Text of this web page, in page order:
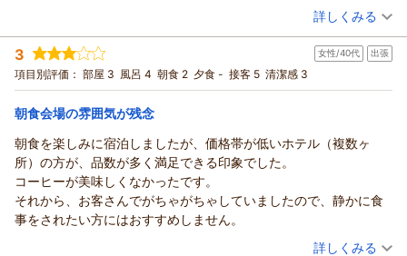
夜にバーとして利用することも叶いません。有料でビールを頼め
るか聞いたら
一切アルコールはないということでした。
速攻で片付けが
始まり、驚きました。
朝食は通常の2階のレストランですが、こちらも10時終了、9時半
まで入場と表記があるのに、9時半に料理を下げるという説明でし
た。
何でこんなに時間にキリキリしているのでしょうか。
（投稿日：2026/06/19）
宿泊時期： 2026年06月宿泊 (一人旅)
投稿者： yukiさん(男性/60代)
宿泊プラン： 【じゃらん限定】期間限定！最上階プレミアラウンジアクセス
付！さらに朝食もついてお得♪
ツイン 朝のみ
宿泊価格帯： 13,001～14,000円(大人一人あたり/税込)
詳しくみる
3 女性/40代 出張
項目別評価： 部屋 3 風呂 4 朝食 2 夕食 - 接客 5 清潔感 3
朝食会場の雰囲気が残念
朝食を楽しみに宿泊しましたが、価格帯が低いホテル（複数ヶ
所）の方が、品数が多く満足できる印象でした。
コーヒーが美味しくなかったです。
それから、お客さんでがちゃがちゃしていましたので、静かに食
事をされたい方にはおすすめしません。
（投稿日：2026/06/17）
詳しくみる